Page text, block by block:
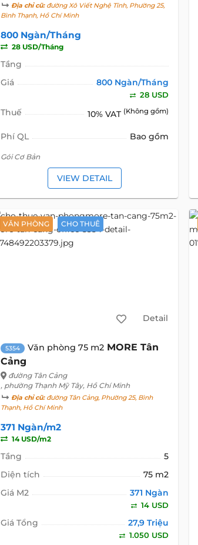
Địa chỉ cũ:đường Xô Viết Nghệ Tĩnh, Phường 25,
Bình Thạnh, Hồ Chí Minh
800 Ngàn/Tháng
28 USD/Tháng
Tầng
Giá
800 Ngàn/Tháng
28 USD
Thuế 10% VAT (Không gồm)
Phí QL Bao gồm
Gói Cơ Bản
VIEW DETAIL
VĂN PHÒNG CHO THUÊ
Detail
5354 Văn phòng 75 m2 MORE Tân
Cảng
đường Tân Cảng
, phường Thạnh Mỹ Tây, Hồ Chí Minh
Địa chỉ cũ:đường Tân Cảng, Phường 25, Bình
Thạnh, Hồ Chí Minh
371 Ngàn/m2
14 USD/m2
Tầng
5
Diện tích
75 m2
Giá M2
371 Ngàn
14 USD
Giá Tổng 27,9 Triệu
1.050 USD